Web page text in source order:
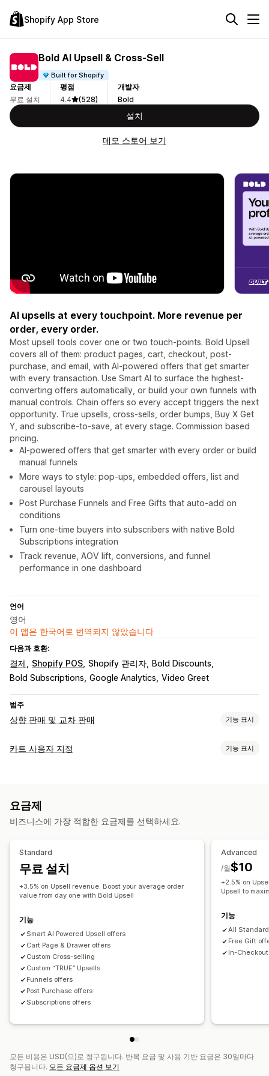
Shopify App Store
Bold AI Upsell & Cross‑Sell
Built for Shopify
요금제
무료 설치
평점
4.4
(528)
개발자
Bold
설치
데모 스토어 보기
AI upsells at every touchpoint. More revenue per
order, every order.
Most upsell tools cover one or two touch-points. Bold Upsell
covers all of them: product pages, cart, checkout, post-
purchase, and email, with AI-powered offers that get smarter
with every transaction. Use Smart AI to surface the highest-
converting offers automatically, or build your own funnels with
manual controls. Chain offers so every accept triggers the next
opportunity. True upsells, cross-sells, order bumps, Buy X Get
Y, and subscribe-to-save, at every stage. Commission based
pricing.
AI-powered offers that get smarter with every order or build
manual funnels
More ways to style: pop-ups, embedded offers, list and
carousel layouts
Post Purchase Funnels and Free Gifts that auto-add on
conditions
Turn one-time buyers into subscribers with native Bold
Subscriptions integration
Track revenue, AOV lift, conversions, and funnel
performance in one dashboard
언어
영어
이 앱은 한국어로 번역되지 않았습니다
다음과 호환:
결제 Shopify POS Shopify 관리자
Bold Discounts
Bold Subscriptions Google Analytics Video Greet
범주
상향 판매 및 교차 판매 기능 표시
맞춤 설정
제안 및 권장 사항
함께 자주 구매하는 제품
구독 업그레이드
분석
클릭률
전환율 추천 실적 최적화 제안 퍼널 추적
카트 사용자 지정 기능 표시
상향 판매
결제 사용자 지정
원클릭 상향 판매
요금제
비즈니스에 가장 적합한 요금제를 선택하세요.
Standard
무료 설치
+3.5% on Upsell revenue. Boost your average order
value from day one with Bold Upsell
기능
Smart AI Powered Upsell offers
Cart Page & Drawer offers
Custom Cross-selling
Custom “TRUE” Upsells
Funnels offers
Post Purchase offers
Subscriptions offers
Advanced
$10
/월
+2.5% on
Upsell to
기능
All
Free Gift
In-
모든 비용은 USD(으)로 청구됩니다. 반복 요금 및 사용 기반 요금은 30일마다
청구됩니다. 모든 요금제 옵션 보기